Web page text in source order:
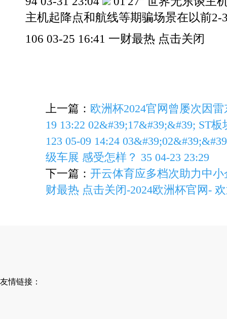
主机起降点和航线等期骗场景在以前
106 03-25 16:41 一财最热 点击关闭
上一篇： 欧洲杯2024官网曾屡次因
19 13:22 02&#39;17&#39;&#39; ST
123 05-09 14:24
级车展 感受怎样？ 35 04-23 23:29
下一篇： 开云体育应多档次助力中小
财最热 点击关闭-2024欧洲杯官网-
友情链接：